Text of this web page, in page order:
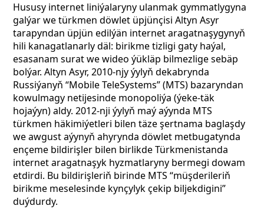
Hususy internet liniýalaryny ulanmak gymmatlygyna
galýar we türkmen döwlet üpjünçisi Altyn Asyr
tarapyndan üpjün edilýän internet aragatnaşygynyň
hili kanagatlanarly däl: birikme tizligi gaty haýal,
esasanam surat we wideo ýükläp bilmezlige sebäp
bolýar. Altyn Asyr, 2010-njy ýylyň dekabrynda
Russiýanyň “Mobile TeleSystems” (MTS) bazaryndan
kowulmagy netijesinde monopoliýa (ýeke-täk
hojaýyn) aldy. 2012-nji ýylyň maý aýynda MTS
türkmen häkimiýetleri bilen täze şertnama baglaşdy
we awgust aýynyň ahyrynda döwlet metbugatynda
ençeme bildirişler bilen birlikde Türkmenistanda
internet aragatnaşyk hyzmatlaryny bermegi dowam
etdirdi. Bu bildirişleriň birinde MTS “müşderileriň
birikme meselesinde kynçylyk çekip biljekdigini”
duýdurdy.